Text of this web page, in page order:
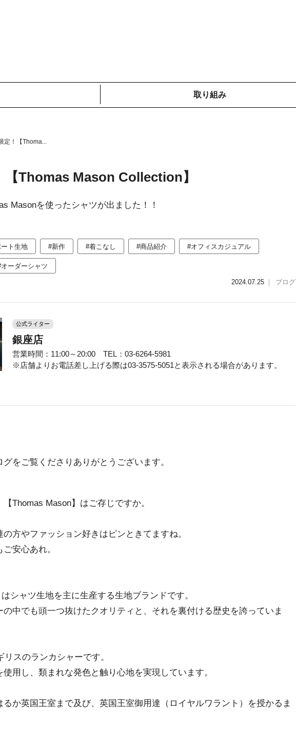
取り組み
定！【Thoma...
【Thomas Mason Collection】
Masonを使ったシャツが出ました！！
ト生地 #新作 #着こなし #商品紹介 #オフィスカジュアル
ーダーシャツ
2024.07.25 ｜ ブログ
公式ライター
銀座店
営業時間：11:00～20:00 TEL：03-6264-5981
※店舗よりお電話差し上げる際は03-3575-5051と表示される場合があります。
をご覧くださりありがとうございます。
Thomas Mason】はご存じですか。
方やファッション好きはピンときてますね。
安心あれ。
はシャツ生地を主に生産する生地ブランドです。
中でも頭一つ抜けたクオリティと、それを裏付ける歴史を誇っていま
スのランカシャーです。
用し、類まれな発色と触り心地を実現しています。
るか英国王室まで及び、英国王室御用達（ロイヤルワラント）を授かるま